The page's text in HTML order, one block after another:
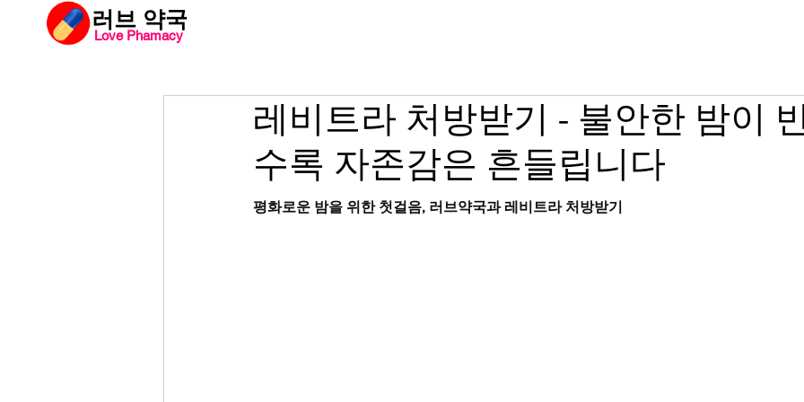
​러브 약국
Love Phamacy
레비트라 처방받기 - 불안한 밤이
수록 자존감은 흔들립니다
평화로운 밤을 위한 첫걸음, 러브약국과 레비트라 처방받기